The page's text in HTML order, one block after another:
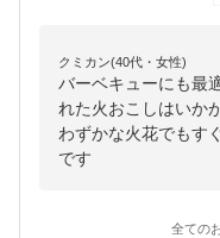
クミカン(40代・女性)
バーベキューにも最
れた火おこしはいか
わずかな火花でもす
です
全ての